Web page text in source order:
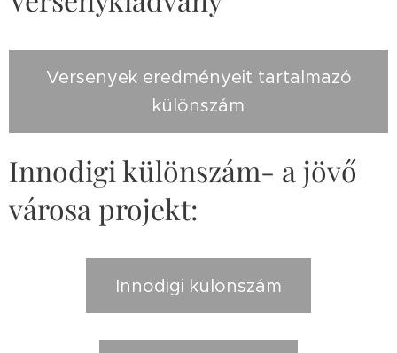
Versenyek eredményeit tartalmazó
különszám
Innodigi különszám- a jövő
városa projekt:
Innodigi különszám